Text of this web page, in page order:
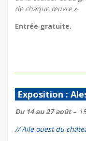
de chaque œuvre ».
Entrée gratuite.
Exposition :
Du 14 au 27 août–
// Aile ouest du